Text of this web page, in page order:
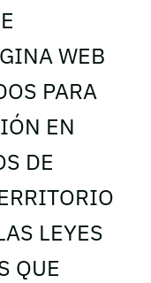
WEB
PARA
EN
DE
LEYES
QUE